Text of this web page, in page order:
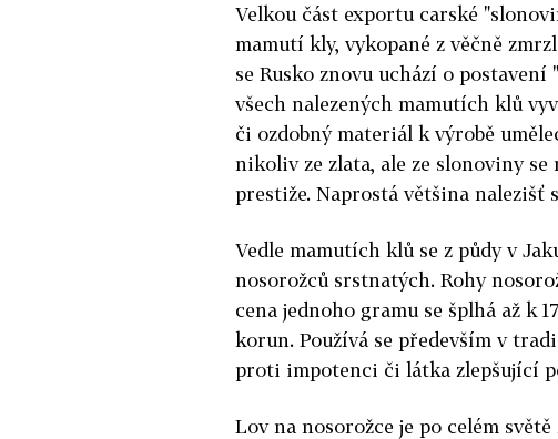
Velkou část exportu carské
mamutí kly, vykopané z věčně
se Rusko znovu uchází o
všech nalezených mamutích klů
či ozdobný materiál k výrobě
nikoliv ze zlata, ale ze slonoviny se
prestiže. Naprostá většina nalezišť
Vedle mamutích klů se z půdy v
nosorožců srstnatých. Rohy
cena jednoho gramu se šplhá až k
korun. Používá se především v
proti impotenci či látka zlepšující
Lov na nosorožce je po celém